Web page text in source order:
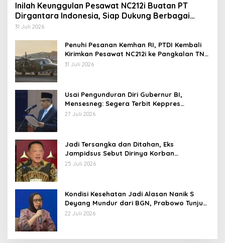
Inilah Keunggulan Pesawat NC212i Buatan PT
Dirgantara Indonesia, Siap Dukung Berbagai
Operasi TNI
31 Juli 2026
Penuhi Pesanan Kemhan RI, PTDI Kembali
Kirimkan Pesawat NC212i ke Pangkalan TNI
AU
31 Juli 2026
Usai Pengunduran Diri Gubernur BI,
Mensesneg: Segera Terbit Keppres
Pemberhentian dengan Hormat
27 Juli 2026
Jadi Tersangka dan Ditahan, Eks
Jampidsus Sebut Dirinya Korban
Kriminalisasi
25 Juli 2026
Kondisi Kesehatan Jadi Alasan Nanik S
Deyang Mundur dari BGN, Prabowo Tunjuk
Wamentan Sudaryono
22 Juli 2026